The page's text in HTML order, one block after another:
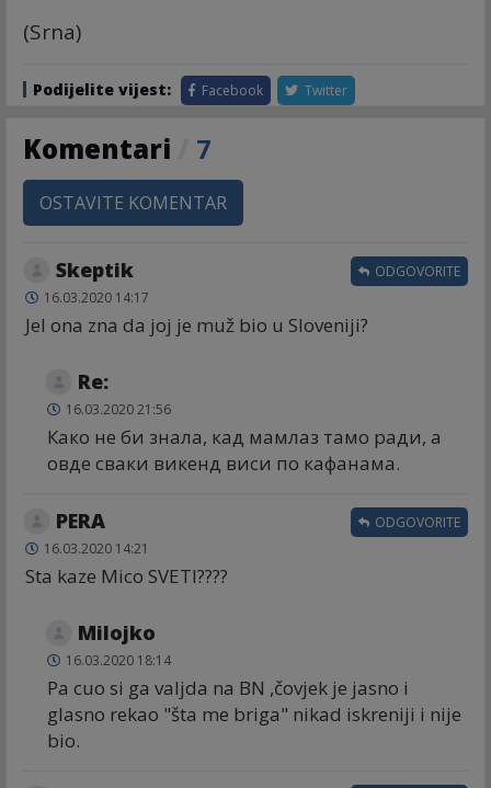
(Srna)
Podijelite vijest: Facebook Twitter
Komentari 7
OSTAVITE KOMENTAR
Skeptik
16.03.2020 14:17
Jel ona zna da joj je muž bio u Sloveniji?
ODGOVORITE
Re:
16.03.2020 21:56
Како не би знала, кад мамлаз тамо ради, а
овде сваки викенд виси по кафанама.
PERA
16.03.2020 14:21
Sta kaze Mico SVETI????
ODGOVORITE
Milojko
16.03.2020 18:14
Pa cuo si ga valjda na BN ,čovjek je jasno i
glasno rekao "šta me briga" nikad iskreniji i nije
bio.